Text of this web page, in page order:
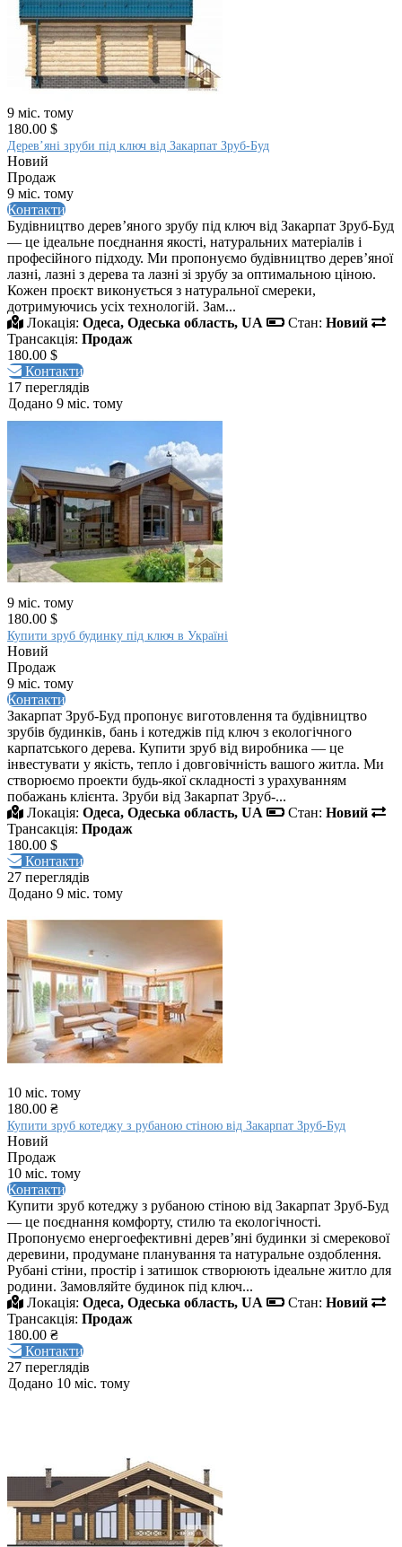
9 міс. тому
180.00 $
Дерев’яні зруби під ключ від Закарпат Зруб-Буд
Новий
Продаж
9 міс. тому
Контакти
Будівництво дерев’яного зрубу під ключ від Закарпат Зруб-Буд
— це ідеальне поєднання якості, натуральних матеріалів і
професійного підходу. Ми пропонуємо будівництво дерев’яної
лазні, лазні з дерева та лазні зі зрубу за оптимальною ціною.
Кожен проєкт виконується з натуральної смереки,
дотримуючись усіх технологій. Зам...
Локація: Одеса, Одеська область, UA Стан: Новий
Трансакція: Продаж
180.00 $
Контакти
17 переглядів
Додано 9 міс. тому
9 міс. тому
180.00 $
Купити зруб будинку під ключ в Україні
Новий
Продаж
9 міс. тому
Контакти
Закарпат Зруб-Буд пропонує виготовлення та будівництво
зрубів будинків, бань і котеджів під ключ з екологічного
карпатського дерева. Купити зруб від виробника — це
інвестувати у якість, тепло і довговічність вашого житла. Ми
створюємо проекти будь-якої складності з урахуванням
побажань клієнта. Зруби від Закарпат Зруб-...
Локація: Одеса, Одеська область, UA Стан: Новий
Трансакція: Продаж
180.00 $
Контакти
27 переглядів
Додано 9 міс. тому
10 міс. тому
180.00 ₴
Купити зруб котеджу з рубаною стіною від Закарпат Зруб-Буд
Новий
Продаж
10 міс. тому
Контакти
Купити зруб котеджу з рубаною стіною від Закарпат Зруб-Буд
— це поєднання комфорту, стилю та екологічності.
Пропонуємо енергоефективні дерев’яні будинки зі смерекової
деревини, продумане планування та натуральне оздоблення.
Рубані стіни, простір і затишок створюють ідеальне житло для
родини. Замовляйте будинок під ключ...
Локація: Одеса, Одеська область, UA Стан: Новий
Трансакція: Продаж
180.00 ₴
Контакти
27 переглядів
Додано 10 міс. тому